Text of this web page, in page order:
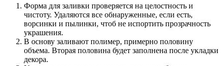
Форма для заливки проверяется на целостность и
чистоту. Удаляются все обнаруженные, если есть,
ворсинки и пылинки, чтоб не испортить прозрачность
украшения.
В основу заливают полимер, примерно половину
объема. Вторая половина будет заполнена после укладки
декора.